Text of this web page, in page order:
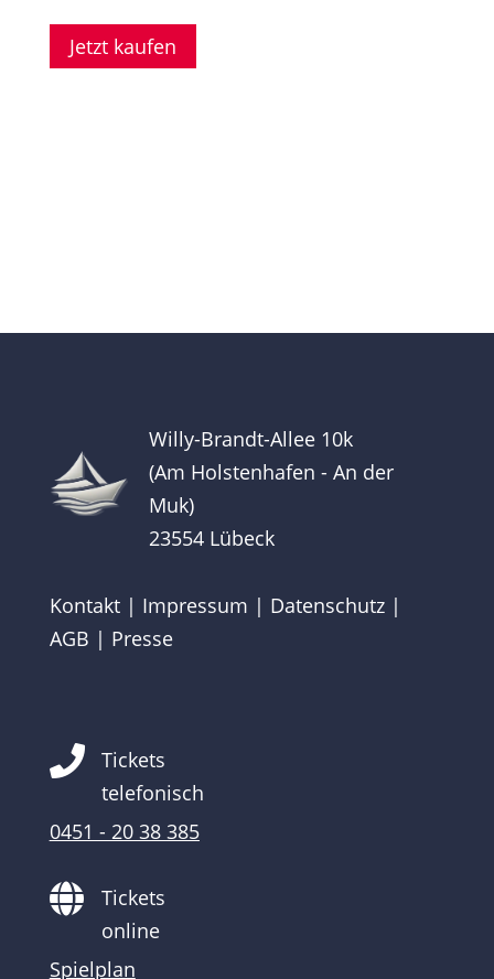
Jetzt kaufen
Willy-Brandt-Allee 10k
(Am Holstenhafen - An der
Muk)
23554 Lübeck
Kontakt| Impressum | Datenschutz|
AGB | Presse

Tickets
telefonisch
0451 - 20 38 385

Tickets
online
Spielplan